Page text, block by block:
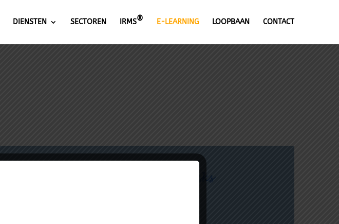
DIENSTEN SECTOREN IRMS® E-LEARNING LOOPBAAN CONTACT